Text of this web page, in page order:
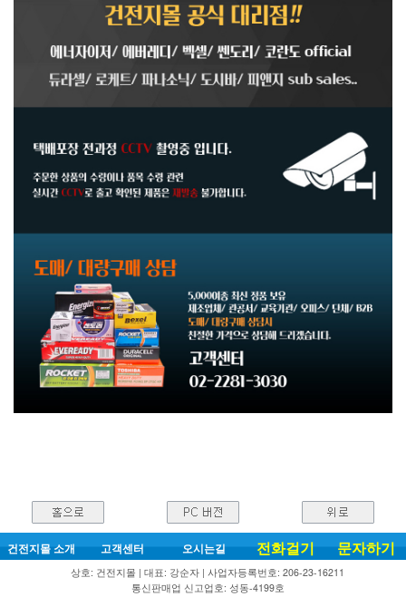
건전지몰 소개 고객센터 오시는길 전화걸기 문자하기
상호: 건전지몰 | 대표: 강순자 | 사업자등록번호: 206-23-16211
통신판매업 신고업호: 성동-4199호